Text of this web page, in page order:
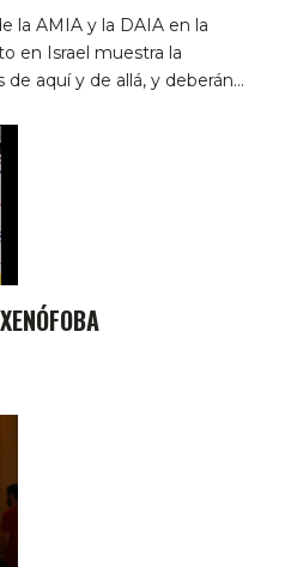
la AMIA y la DAIA en la
en Israel muestra la
aquí y de allá, y deberán…